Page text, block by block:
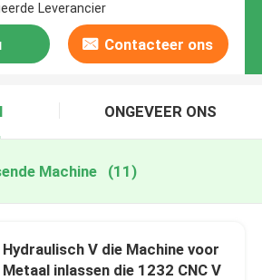
Leverancier
Contacteer ons
ONGEVEER ONS
Machine (11)
Hydraulisch V die Machine voor
Metaal inlassen die 1232 CNC V